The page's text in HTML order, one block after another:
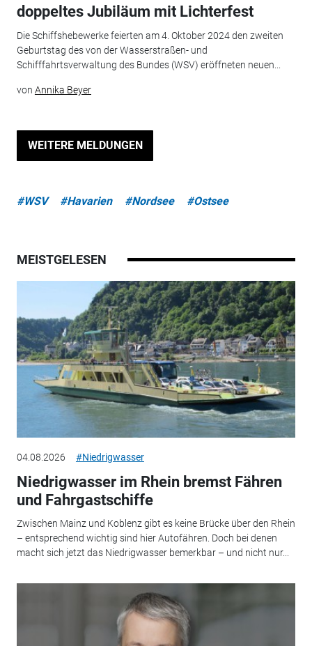
doppeltes Jubiläum mit Lichterfest
Die Schiffshebewerke feierten am 4. Oktober 2024 den zweiten
Geburtstag des von der Wasserstraßen- und
Schifffahrtsverwaltung des Bundes (WSV) eröffneten neuen...
von Annika Beyer
WEITERE MELDUNGEN
#WSV #Havarien #Nordsee #Ostsee
MEISTGELESEN
04.08.2026 #Niedrigwasser
Niedrigwasser im Rhein bremst Fähren
und Fahrgastschiffe
Zwischen Mainz und Koblenz gibt es keine Brücke über den Rhein
– entsprechend wichtig sind hier Autofähren. Doch bei denen
macht sich jetzt das Niedrigwasser bemerkbar – und nicht nur...